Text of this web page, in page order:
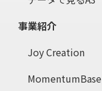
事業紹介
Joy Creation
MomentumBase